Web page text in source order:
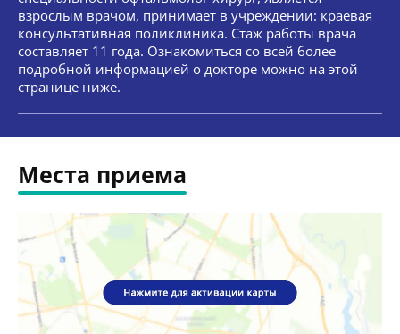
взрослым врачом, принимает в учреждении: краевая
консультативная поликлиника. Стаж работы врача
составляет 11 года. Ознакомиться со всей более
подробной информацией о докторе можно на этой
странице ниже.
Места приема